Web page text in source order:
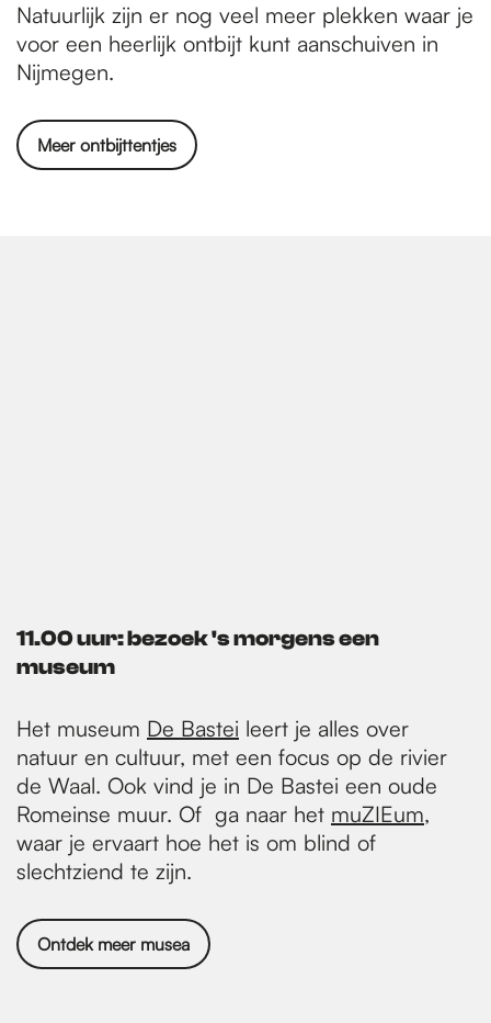
Natuurlijk zijn er nog veel meer plekken waar je
voor een heerlijk ontbijt kunt aanschuiven in
Nijmegen.
Meer ontbijttentjes
11.00 uur: bezoek 's morgens een
museum
Het museum De Bastei leert je alles over
natuur en cultuur, met een focus op de rivier
de Waal. Ook vind je in De Bastei een oude
Romeinse muur. Of ga naar het muZIEum,
waar je ervaart hoe het is om blind of
slechtziend te zijn.
Ontdek meer musea